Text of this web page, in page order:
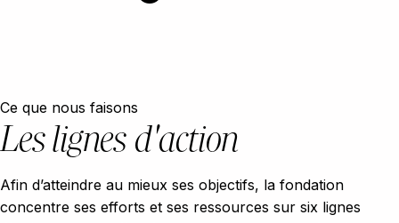
Ce que nous faisons
Les lignes d'action
Afin d’atteindre au mieux ses objectifs, la fondation
concentre ses efforts et ses ressources sur six lignes